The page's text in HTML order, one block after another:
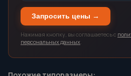
Запросить цены →
Нажимая кнопку, вы соглашаетесь с
персональных данных.